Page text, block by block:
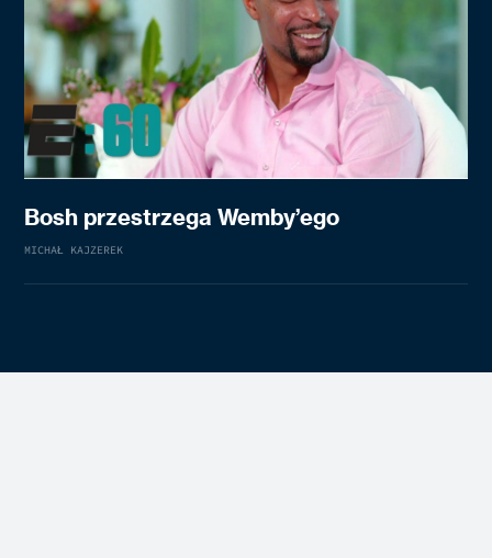
Bosh przestrzega Wemby’ego
MICHAŁ KAJZEREK